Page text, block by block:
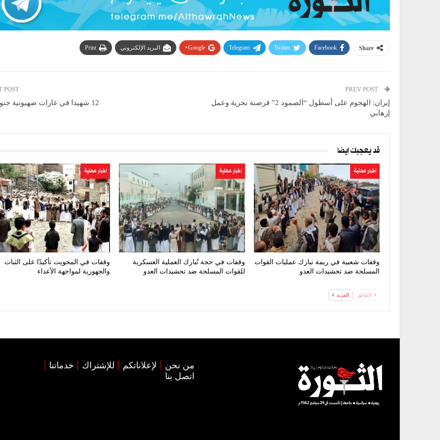
Share
Facebook
Twitter
Telegram
Google+ البريد الإلكتروني Print
إيران: الهجوم على أسطول “الصمود 2” قرصنة بحرية وعمل
إرهابي
POST
12 شهيدا في غارات صهيونية جنوبي لبنان
قد يعجبك ايضا
اخبار محلية
وقفات شعبية في ريمة تبارك عمليات القوات
المسلحة ضد تحشيدات العدو
اخبار محلية
وقفات في حجة تُبارك العملية العسكرية
للقوات المسلحة ضد تحشيدات العدو
اخبار محلية
وقفات في المحويت تأكيدًا على الثبات
والجهوزية لمواجهة الأعداء
السابق المزيد
من نحن لإعلاناتكم للإشتراك
خدماتنا
اتصل بنا